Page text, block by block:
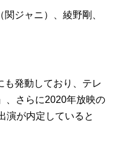
ジャニ）、綾野剛、
も発動しており、テレ
、さらに2020年放映の
演が内定していると